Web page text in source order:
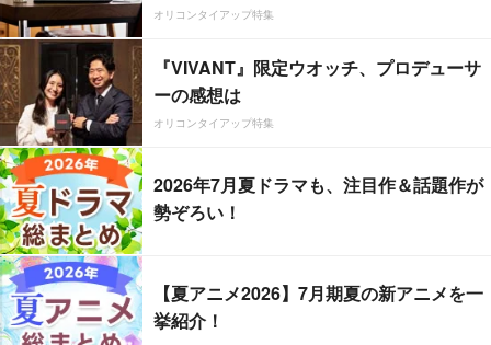
オリコンタイアップ特集
『VIVANT』限定ウオッチ、プロデューサ
ーの感想は
オリコンタイアップ特集
2026年7月夏ドラマも、注目作＆話題作が
勢ぞろい！
【夏アニメ2026】7月期夏の新アニメを一
挙紹介！